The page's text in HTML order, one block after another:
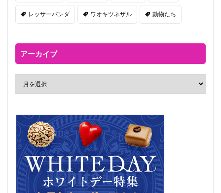
レッサーパンダ ワオキツネザル 動物たち
アーカイブ